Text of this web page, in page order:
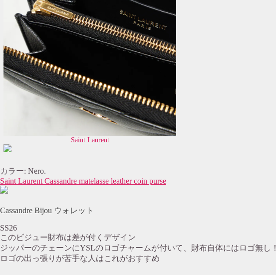
Saint Laurent
カラー: Nero.
Saint Laurent Cassandre matelasse leather coin purse
Cassandre Bijou ウォレット
SS26
このビジュー財布は差が付くデザイン
ジッパーのチェーンにYSLのロゴチャームが付いて、財布自体にはロゴ無し！
ロゴの出っ張りが苦手な人はこれがおすすめ